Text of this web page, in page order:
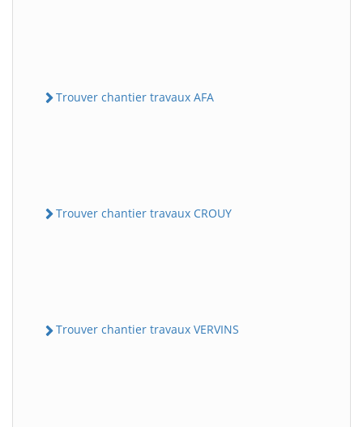
Trouver chantier travaux AFA
Trouver chantier travaux CROUY
Trouver chantier travaux VERVINS